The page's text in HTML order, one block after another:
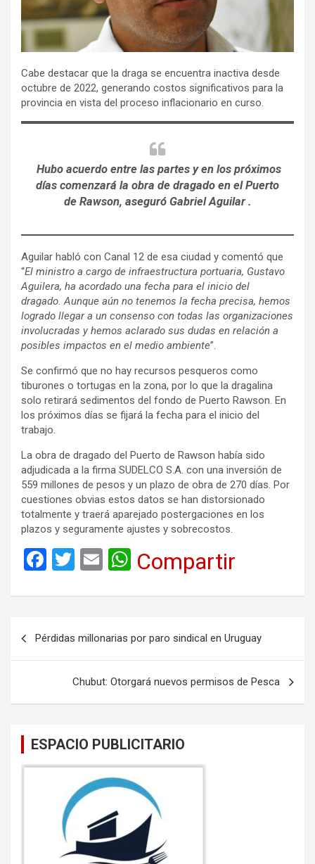
Cabe destacar que la draga se encuentra inactiva desde
octubre de 2022, generando costos significativos para la
provincia en vista del proceso inflacionario en curso.
Hubo acuerdo entre las partes y en los próximos
días comenzará la obra de dragado en el Puerto
de Rawson, aseguró Gabriel Aguilar .
Aguilar habló con Canal 12 de esa ciudad y comentó que
“El ministro a cargo de infraestructura portuaria, Gustavo
Aguilera, ha acordado una fecha para el inicio del
dragado. Aunque aún no tenemos la fecha precisa, hemos
logrado llegar a un consenso con todas las organizaciones
involucradas y hemos aclarado sus dudas en relación a
posibles impactos en el medio ambiente”.
Se confirmó que no hay recursos pesqueros como
tiburones o tortugas en la zona, por lo que la dragalina
solo retirará sedimentos del fondo de Puerto Rawson. En
los próximos días se fijará la fecha para el inicio del
trabajo.
La obra de dragado del Puerto de Rawson había sido
adjudicada a la firma SUDELCO S.A. con una inversión de
559 millones de pesos y un plazo de obra de 270 días. Por
cuestiones obvias estos datos se han distorsionado
totalmente y traerá aparejado postergaciones en los
plazos y seguramente ajustes y sobrecostos.
F
ce
b
o
T
tt
er
E
ail
W
at
A
p
Compartir
entradas
Pérdidas millonarias por paro sindical en Uruguay
Chubut: Otorgará nuevos permisos de Pesca
ESPACIO PUBLICITARIO